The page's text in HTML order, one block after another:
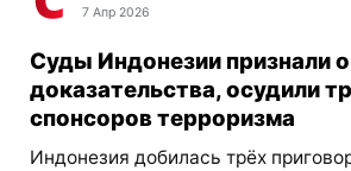
7 Апр 2026
Суды Индонезии признали
доказательства, осудили
спонсоров терроризма
Индонезия добилась трёх